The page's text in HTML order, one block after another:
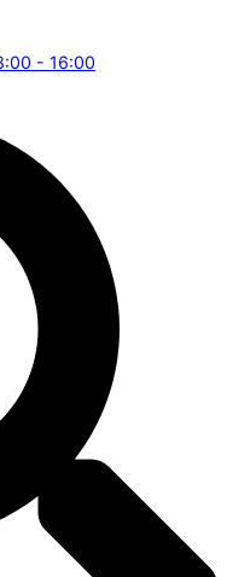
- 16:00